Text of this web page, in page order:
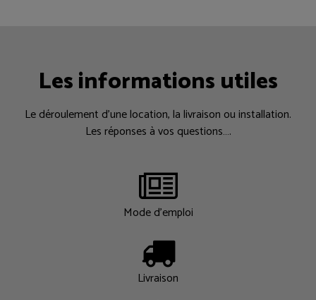
Les informations utiles
Le déroulement d’une location, la livraison ou installation.
Les réponses à vos questions….
Mode d'emploi
Livraison